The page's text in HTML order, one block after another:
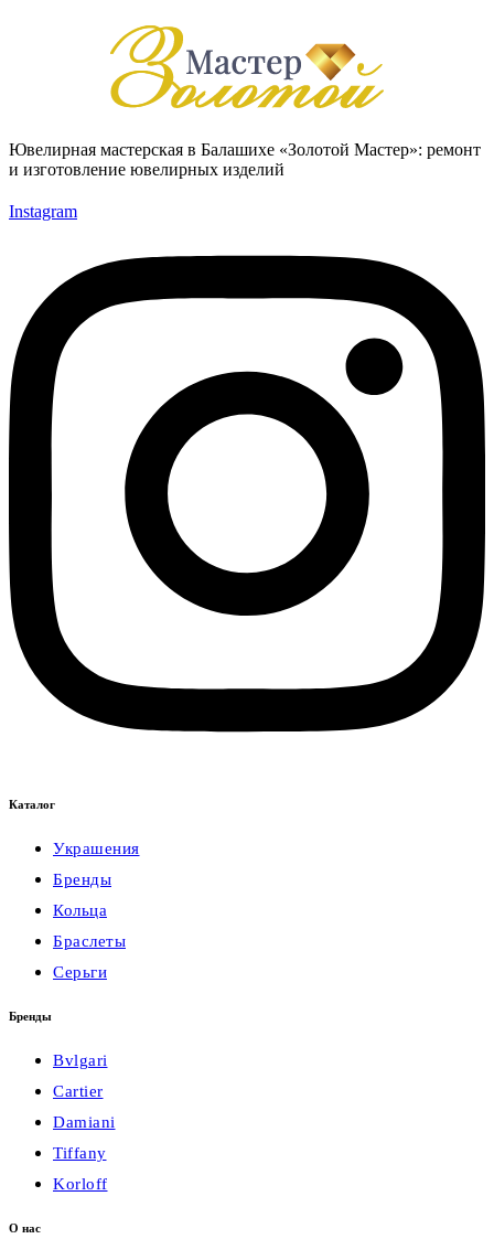
Ювелирная мастерская в Балашихе «Золотой Мастер»: ремонт
и изготовление ювелирных изделий
Instagram
Каталог
Украшения
Бренды
Кольца
Браслеты
Серьги
Бренды
Bvlgari
Cartier
Damiani
Tiffany
Korloff
О нас